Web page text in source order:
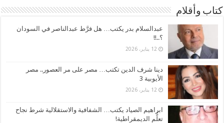
كتاب وأقلام
عبدالسلام بدر يكتب… هل فرَّط عبدالناصر في السودان
؟..!!
12 يناير، 2026
دينا شرف الدين تكتب… مصر على مر العصور.. مصر
الأيوبية 3
12 يناير، 2026
ابراهيم الصياد يكتب… الشفافية والاستقلالية شرط نجاح
تعلُّم الديمقراطية!